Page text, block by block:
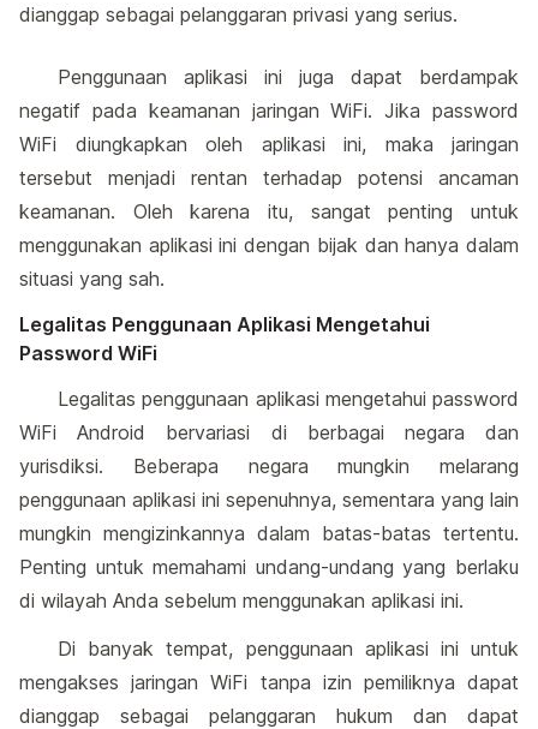
dianggap sebagai pelanggaran privasi yang serius.
Penggunaan aplikasi ini juga dapat berdampak
negatif pada keamanan jaringan WiFi. Jika password
WiFi diungkapkan oleh aplikasi ini, maka jaringan
tersebut menjadi rentan terhadap potensi ancaman
keamanan. Oleh karena itu, sangat penting untuk
menggunakan aplikasi ini dengan bijak dan hanya dalam
situasi yang sah.
Legalitas Penggunaan Aplikasi Mengetahui
Password WiFi
Legalitas penggunaan aplikasi mengetahui password
WiFi Android bervariasi di berbagai negara dan
yurisdiksi. Beberapa negara mungkin melarang
penggunaan aplikasi ini sepenuhnya, sementara yang lain
mungkin mengizinkannya dalam batas-batas tertentu.
Penting untuk memahami undang-undang yang berlaku
di wilayah Anda sebelum menggunakan aplikasi ini.
Di banyak tempat, penggunaan aplikasi ini untuk
mengakses jaringan WiFi tanpa izin pemiliknya dapat
dianggap sebagai pelanggaran hukum dan dapat